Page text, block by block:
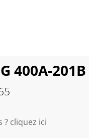
400A-201B
? cliquez ici